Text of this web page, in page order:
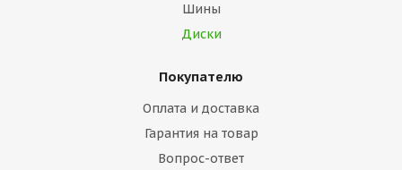
Шины
Диски
Покупателю
Оплата и доставка
Гарантия на товар
Вопрос-ответ